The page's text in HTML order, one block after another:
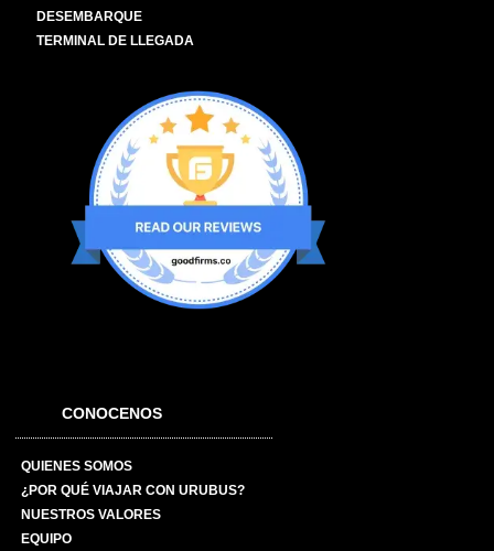
DESEMBARQUE
TERMINAL DE LLEGADA
CONOCENOS
QUIENES SOMOS
¿POR QUÉ VIAJAR CON URUBUS?
NUESTROS VALORES
EQUIPO